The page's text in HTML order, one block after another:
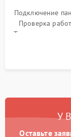
Подключение
Проверка
Тестирование
У
Оставьте